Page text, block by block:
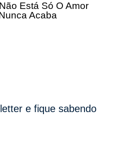
Está Só O Amor
Acaba
e fique sabendo